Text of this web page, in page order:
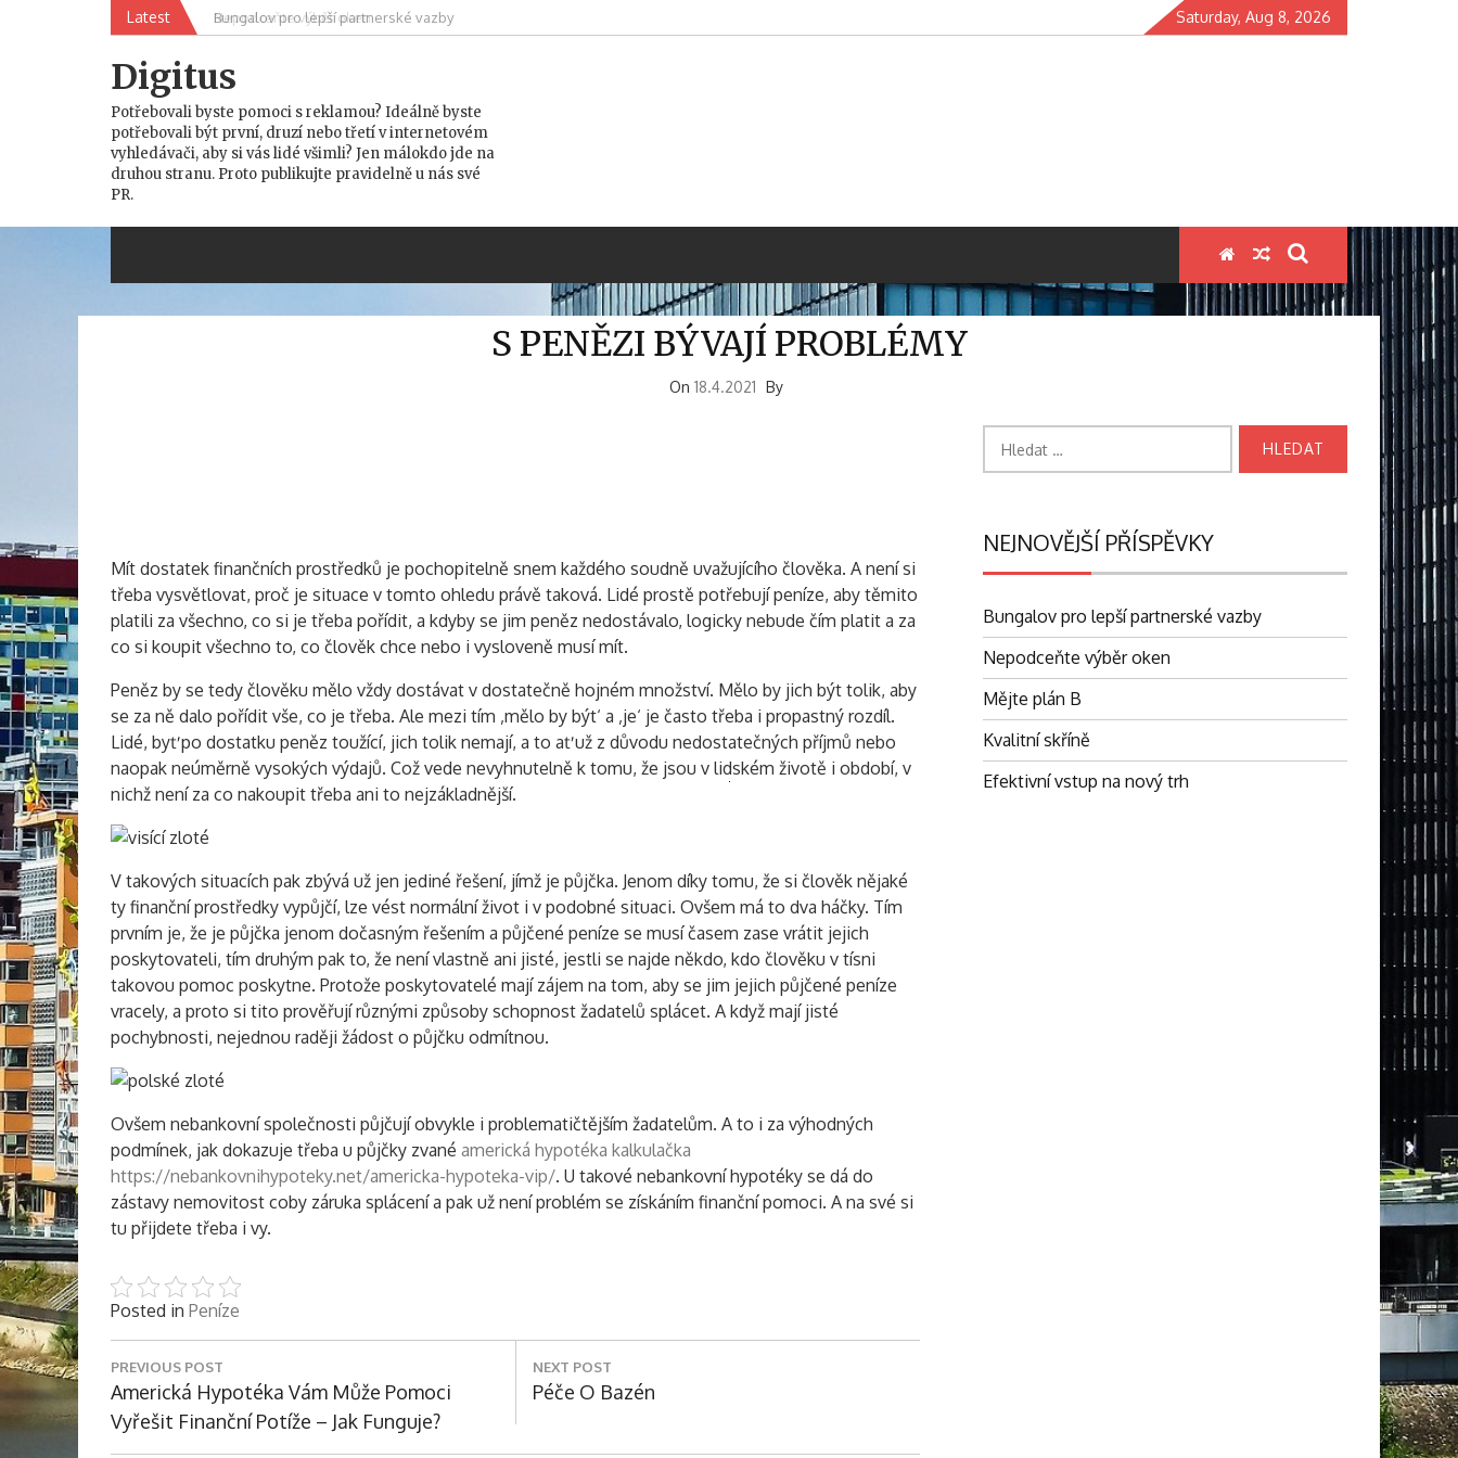
Latest Bungalov pro lepší partnerské vazby
Nepodceňte výběr oken Saturday, Aug 8, 2026
Digitus
Potřebovali byste pomoci s reklamou? Ideálně byste
potřebovali být první, druzí nebo třetí v internetovém
vyhledávači, aby si vás lidé všimli? Jen málokdo jde na
druhou stranu. Proto publikujte pravidelně u nás své
PR.
S PENĚZI BÝVAJÍ PROBLÉMY
On 18.4.2021 By
Mít dostatek finančních prostředků je pochopitelně snem každého soudně uvažujícího člověka. A není si
třeba vysvětlovat, proč je situace v tomto ohledu právě taková. Lidé prostě potřebují peníze, aby těmito
platili za všechno, co si je třeba pořídit, a kdyby se jim peněz nedostávalo, logicky nebude čím platit a za
co si koupit všechno to, co člověk chce nebo i vysloveně musí mít.
Peněz by se tedy člověku mělo vždy dostávat v dostatečně hojném množství. Mělo by jich být tolik, aby
se za ně dalo pořídit vše, co je třeba. Ale mezi tím ‚mělo by být‘ a ‚je‘ je často třeba i propastný rozdíl.
Lidé, byť po dostatku peněz toužící, jich tolik nemají, a to ať už z důvodu nedostatečných příjmů nebo
naopak neúměrně vysokých výdajů. Což vede nevyhnutelně k tomu, že jsou v lidském životě i období, v
nichž není za co nakoupit třeba ani to nejzákladnější.
V takových situacích pak zbývá už jen jediné řešení, jímž je půjčka. Jenom díky tomu, že si člověk nějaké
ty finanční prostředky vypůjčí, lze vést normální život i v podobné situaci. Ovšem má to dva háčky. Tím
prvním je, že je půjčka jenom dočasným řešením a půjčené peníze se musí časem zase vrátit jejich
poskytovateli, tím druhým pak to, že není vlastně ani jisté, jestli se najde někdo, kdo člověku v tísni
takovou pomoc poskytne. Protože poskytovatelé mají zájem na tom, aby se jim jejich půjčené peníze
vracely, a proto si tito prověřují různými způsoby schopnost žadatelů splácet. A když mají jisté
pochybnosti, nejednou raději žádost o půjčku odmítnou.
Ovšem nebankovní společnosti půjčují obvykle i problematičtějším žadatelům. A to i za výhodných
podmínek, jak dokazuje třeba u půjčky zvané americká hypotéka kalkulačka
https://nebankovnihypoteky.net/americka-hypoteka-vip/. U takové nebankovní hypotéky se dá do
zástavy nemovitost coby záruka splácení a pak už není problém se získáním finanční pomoci. A na své si
tu přijdete třeba i vy.
Posted in Peníze
Navigace
pro
příspěvek
PREVIOUS POST
Previous
Post:
Americká Hypotéka Vám Může Pomoci
Vyřešit Finanční Potíže – Jak Funguje?
NEXT POST
Next
Péče O Bazén
NEJNOVĚJŠÍ PŘÍSPĚVKY
Bungalov pro lepší partnerské vazby
Nepodceňte výběr oken
Mějte plán B
Kvalitní skříně
Efektivní vstup na nový trh